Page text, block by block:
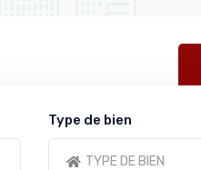
Type de bien
TYPE DE BIEN